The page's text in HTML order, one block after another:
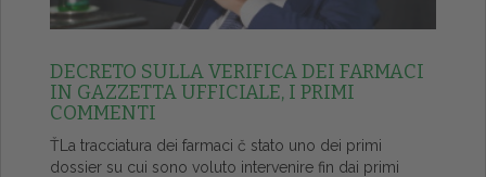
DECRETO SULLA VERIFICA DEI FARMACI
IN GAZZETTA UFFICIALE, I PRIMI
COMMENTI
ŤLa tracciatura dei farmaci č stato uno dei primi
dossier su cui sono voluto intervenire fin dai primi